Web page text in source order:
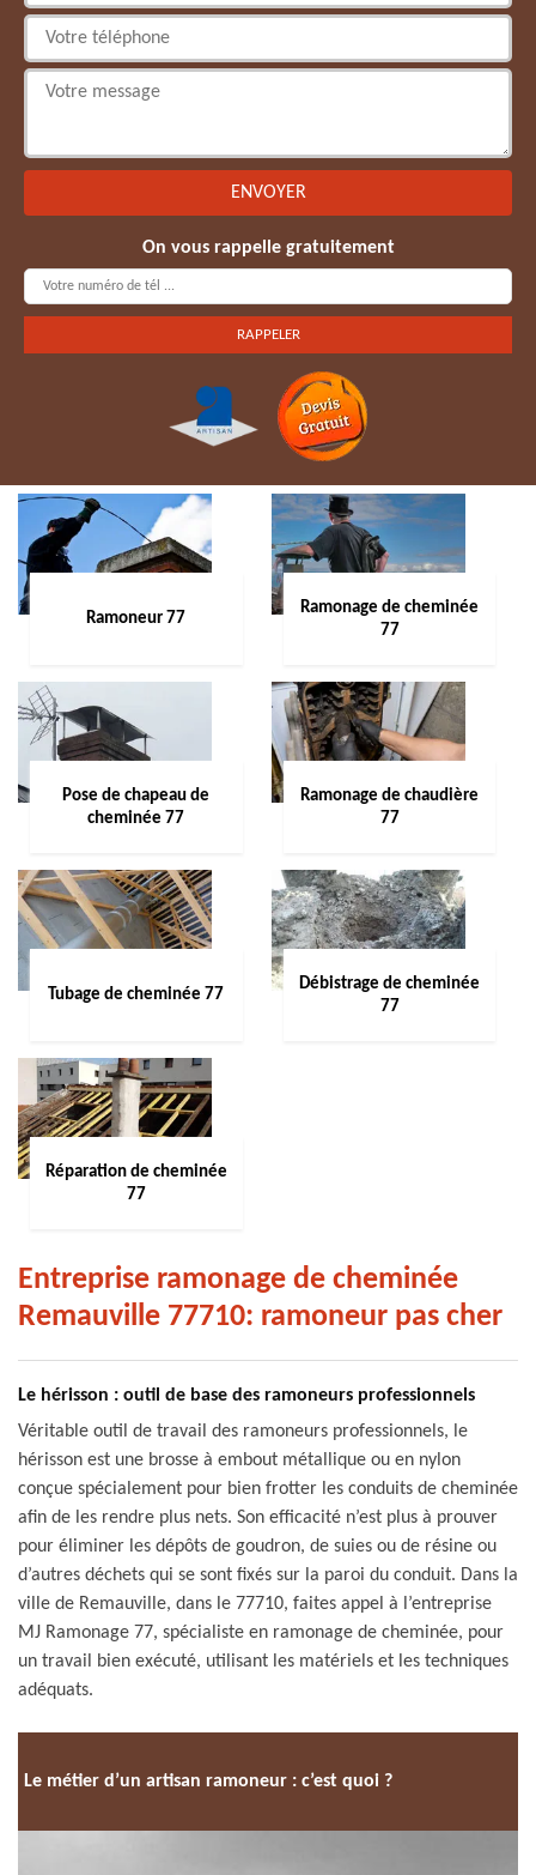
On vous rappelle gratuitement
Ramoneur 77
Ramonage de cheminée
77
Pose de chapeau de
cheminée 77
Ramonage de chaudière
77
Tubage de cheminée 77
Débistrage de cheminée
77
Réparation de cheminée
77
Entreprise ramonage de cheminée
Remauville 77710: ramoneur pas cher
Le hérisson : outil de base des ramoneurs professionnels
Véritable outil de travail des ramoneurs professionnels, le
hérisson est une brosse à embout métallique ou en nylon
conçue spécialement pour bien frotter les conduits de cheminée
afin de les rendre plus nets. Son efficacité n’est plus à prouver
pour éliminer les dépôts de goudron, de suies ou de résine ou
d’autres déchets qui se sont fixés sur la paroi du conduit. Dans la
ville de Remauville, dans le 77710, faites appel à l’entreprise
MJ Ramonage 77, spécialiste en ramonage de cheminée, pour
un travail bien exécuté, utilisant les matériels et les techniques
adéquats.
Le métier d’un artisan ramoneur : c’est quoi ?